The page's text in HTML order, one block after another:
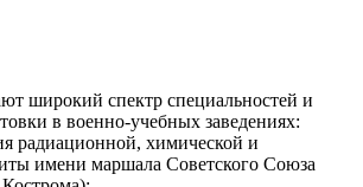
широкий спектр специальностей и
в военно-учебных заведениях:
радиационной, химической и
имени маршала Советского Союза